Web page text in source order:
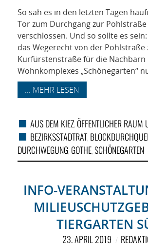
So sah es in den letzten Tagen
Tor zum Durchgang zur
verschlossen. Und so sollte es
das Wegerecht von der Pohlstraße
Kurfürstenstraße für die Nachbarn
Wohnkomplexes „Schönegarten“
... MEHR LESEN
AUS DEM KIEZ, ÖFFENTLICHER RAUM
BEZIRKSSTADTRAT,
DURCHWEGUNG, GOTHE,SCHÖNEGARTEN
INFO-
TIERGARTEN
23. APRIL 2019